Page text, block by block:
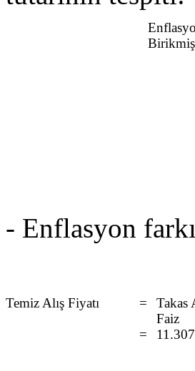
Birikmiş
- Enflasyon
Temiz Alış Fiyatı =
Takas
Faiz
=